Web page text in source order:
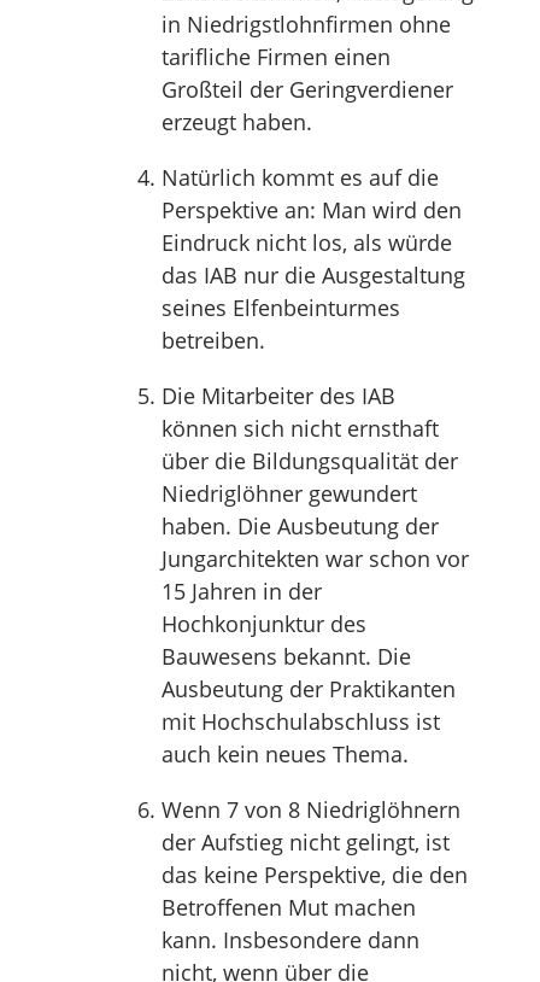
in Niedrigstlohnfirmen ohne
tarifliche Firmen einen
Großteil der Geringverdiener
erzeugt haben.
Natürlich kommt es auf die
Perspektive an: Man wird den
Eindruck nicht los, als würde
das IAB nur die Ausgestaltung
seines Elfenbeinturmes
betreiben.
Die Mitarbeiter des IAB
können sich nicht ernsthaft
über die Bildungsqualität der
Niedriglöhner gewundert
haben. Die Ausbeutung der
Jungarchitekten war schon vor
15 Jahren in der
Hochkonjunktur des
Bauwesens bekannt. Die
Ausbeutung der Praktikanten
mit Hochschulabschluss ist
auch kein neues Thema.
Wenn 7 von 8 Niedriglöhnern
der Aufstieg nicht gelingt, ist
das keine Perspektive, die den
Betroffenen Mut machen
kann. Insbesondere dann
nicht, wenn über die